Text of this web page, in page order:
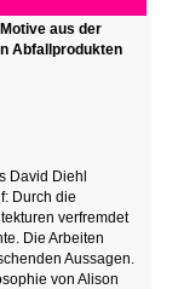
aus der
Abfallprodukten
David Diehl
Durch die
verfremdet
Die Arbeiten
Aussagen.
von Alison